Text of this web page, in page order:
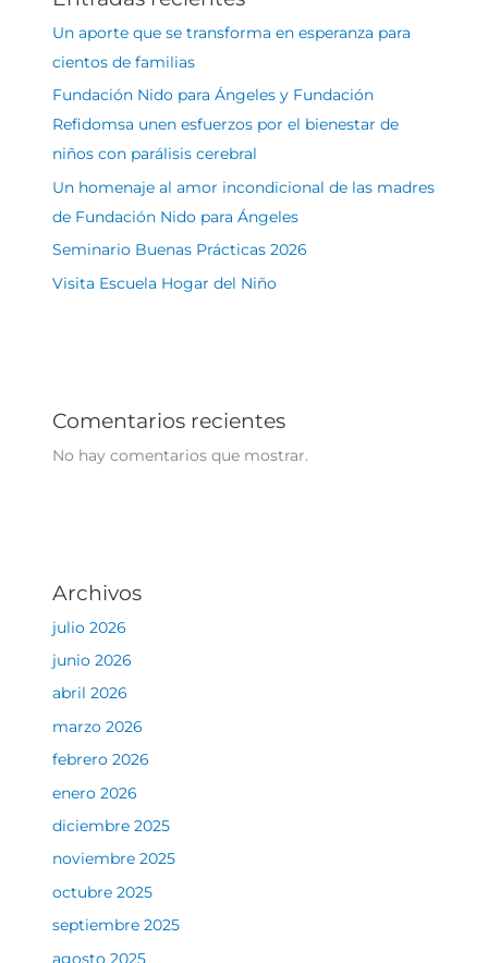
Un aporte que se transforma en esperanza para
cientos de familias
Fundación Nido para Ángeles y Fundación
Refidomsa unen esfuerzos por el bienestar de
niños con parálisis cerebral
Un homenaje al amor incondicional de las madres
de Fundación Nido para Ángeles
Seminario Buenas Prácticas 2026
Visita Escuela Hogar del Niño
Comentarios recientes
No hay comentarios que mostrar.
Archivos
julio 2026
junio 2026
abril 2026
marzo 2026
febrero 2026
enero 2026
diciembre 2025
noviembre 2025
octubre 2025
septiembre 2025
agosto 2025